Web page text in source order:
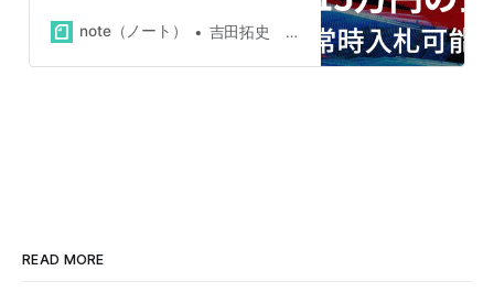
まして常時開催型の公募を開始しま
も弊社に1口15万3,000円で投資でき
note（ノート） 吉田拓史 株式会社アクシオンテクノロジーズ代表取締役
READ MORE